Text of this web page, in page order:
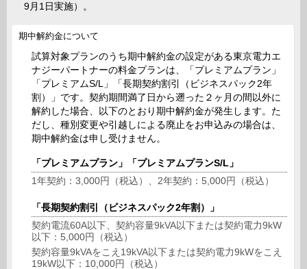
9月1日実施）。
期中解約金について
試算対象プランのうち期中解約金の設定がある東京電力エ
ナジーパートナーの料金プランは、「プレミアムプラン」
「プレミアムS/L」「長期契約割引（ビジネスパック2年
割）」です。契約期間満了日から遡った２ヶ月の間以外に
解約した場合、以下のとおり期中解約金が発生します。た
だし、種別変更や引越しによる廃止をお申込みの場合は、
期中解約金は申し受けません。
「プレミアムプラン」「プレミアムプランS/L」
1年契約：3,000円（税込）、2年契約：5,000円（税込）
「長期契約割引（ビジネスパック2年割）」
契約電流60A以下、契約容量9kVA以下または契約電力9kW
以下：5,000円（税込）
契約容量9kVAをこえ19kVA以下または契約電力9kWをこえ
19kW以下：10,000円（税込）